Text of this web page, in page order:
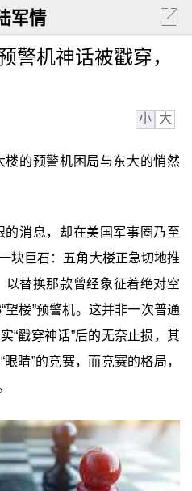
军情
警机神话被戳穿，
小 大
楼的预警机困局与东大的悄然
的消息，却在美国军事圈乃至
块巨石：五角大楼正急切地推
以替换那款曾经象征着绝对空
楼”预警机。这并非一次普通
“戳穿神话”后的无奈止损，其
睛”的竞赛，而竞赛的格局，